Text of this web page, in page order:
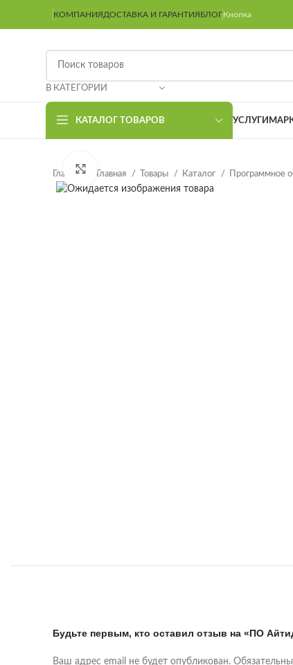
КОМПАНИЯДОСТАВКА И ГАРАНТИЯБЛОГКнопка
В КАТЕГОРИИ
КАТАЛОГ ТОВАРОВ УСЛУГИ
Главная Главная Товары Каталог Программное
Нажмите, чтобы увеличить
Будьте первым, кто оставил отзыв на «ПО
Ваш адрес email не будет опубликован.